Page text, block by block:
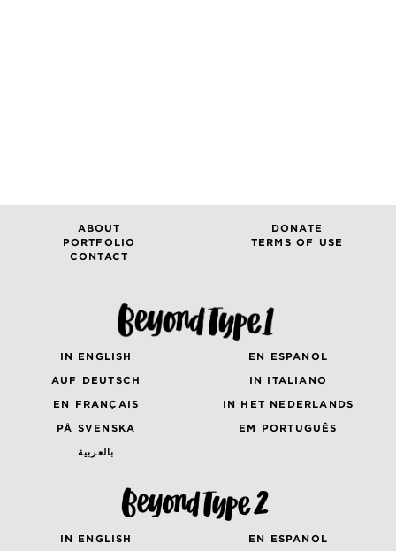
ABOUT
DONATE
PORTFOLIO
TERMS OF USE
CONTACT
IN ENGLISH
EN ESPANOL
AUF DEUTSCH
IN ITALIANO
EN FRANÇAIS
IN HET NEDERLANDS
PÅ SVENSKA
EM PORTUGUÊS
بالعربية
IN ENGLISH EN ESPANOL